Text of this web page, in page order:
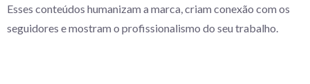
Esses conteúdos humanizam a marca, criam conexão com os
seguidores e mostram o profissionalismo do seu trabalho.